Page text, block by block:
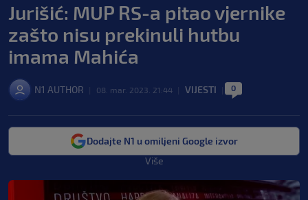
Jurišić: MUP RS-a pitao vjernike
zašto nisu prekinuli hutbu
imama Mahića
N1 AUTHOR 08. mar. 2023. 21:44 VIJESTI 0
Dodajte N1 u omiljeni Google izvor
Više